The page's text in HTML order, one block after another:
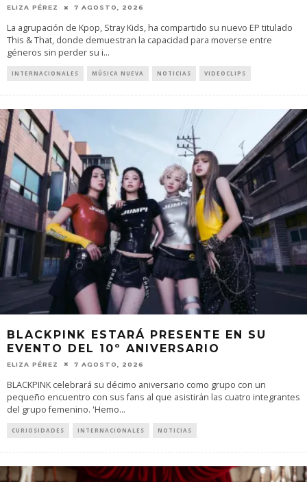
ELIZA PÉREZ 7 AGOSTO, 2026
La agrupación de Kpop, Stray Kids, ha compartido su nuevo EP titulado
This & That, donde demuestran la capacidad para moverse entre
géneros sin perder su i...
INTERNACIONALES MÚSICA NUEVA NOTICIAS VIDEOCLIPS
BLACKPINK ESTARÁ PRESENTE EN SU
EVENTO DEL 10º ANIVERSARIO
ELIZA PÉREZ 7 AGOSTO, 2026
BLACKPINK celebrará su décimo aniversario como grupo con un
pequeño encuentro con sus fans al que asistirán las cuatro integrantes
del grupo femenino. 'Hemo...
CURIOSIDADES INTERNACIONALES NOTICIAS